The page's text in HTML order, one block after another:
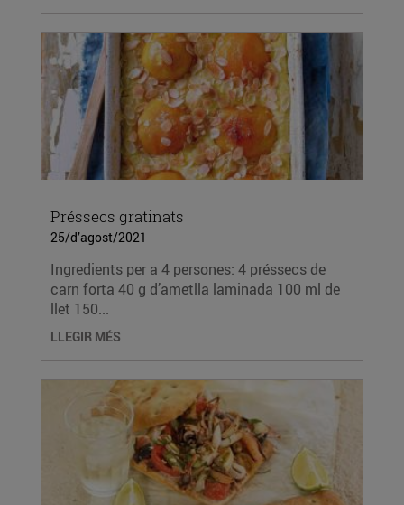
Préssecs gratinats
25/d’agost/2021
Ingredients per a 4 persones: 4 préssecs de
carn forta 40 g d’ametlla laminada 100 ml de
llet 150...
LLEGIR MÉS